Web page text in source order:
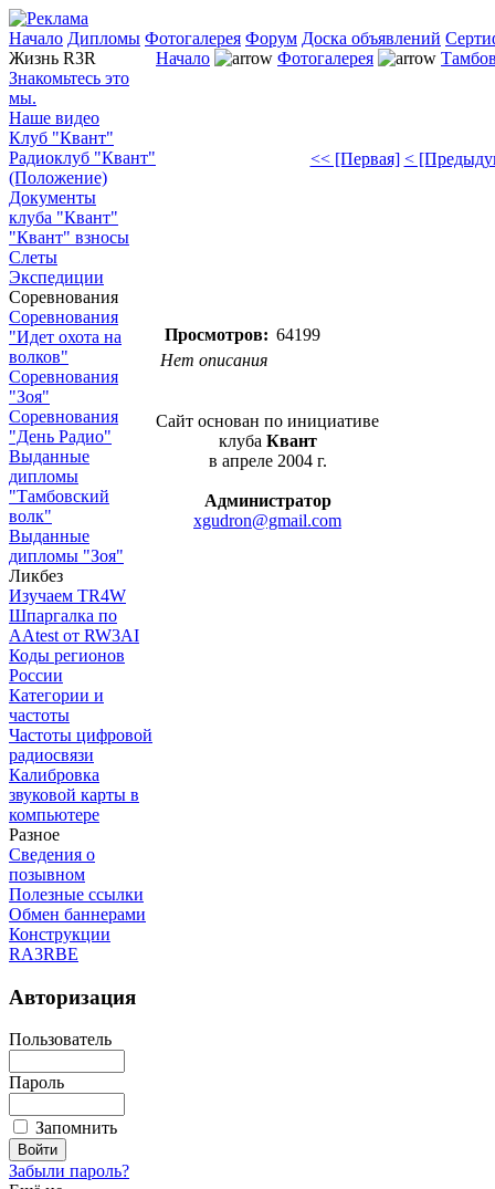
Начало Дипломы Фотогалерея Форум Доска объявлений
Жизнь R3R
Знакомьтесь это
мы.
Наше видео
Клуб "Квант"
Радиоклуб "Квант"
(Положение)
Документы
клуба "Квант"
"Квант" взносы
Слеты
Экспедиции
Соревнования
Соревнования
"Идет охота на
волков"
Соревнования
"Зоя"
Соревнования
"День Радио"
Выданные
дипломы
"Тамбовский
волк"
Выданные
дипломы "Зоя"
Ликбез
Изучаем TR4W
Шпаргалка по
AAtest от RW3AI
Коды регионов
России
Категории и
частоты
Частоты цифровой
радиосвязи
Калибровка
звуковой карты в
компьютере
Разное
Сведения о
позывном
Полезные ссылки
Обмен баннерами
Конструкции
RA3RBE
Авторизация
Пользователь
Пароль
Запомнить
Забыли пароль?
Начало Фотогалерея
<< [Первая] <
Просмотров: 64199
Нет описания
Сайт основан по инициативе
клуба Квант
в апреле 2004 г.
Администратор
xgudron@gmail.com